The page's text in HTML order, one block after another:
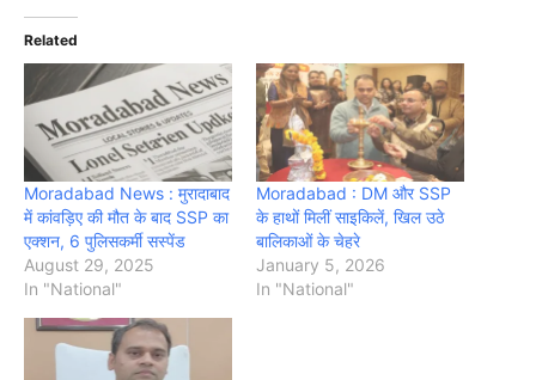
Related
Moradabad News : मुरादाबाद
में कांवड़िए की मौत के बाद SSP का
एक्शन, 6 पुलिसकर्मी सस्पेंड
August 29, 2025
In "National"
Moradabad : DM और SSP
के हाथों मिलीं साइकिलें, खिल उठे
बालिकाओं के चेहरे
January 5, 2026
In "National"